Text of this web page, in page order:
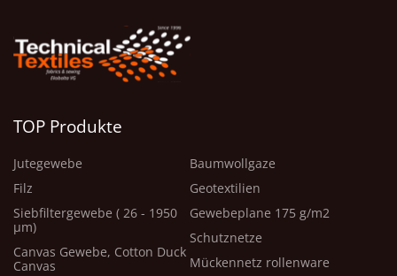
TOP Produkte
Jutegewebe
Filz
Siebfiltergewebe ( 26 - 1950
μm)
Canvas Gewebe, Cotton Duck
Canvas
Baumwollgaze
Geotextilien
Gewebeplane 175 g/m2
Schutznetze
Mückennetz rollenware